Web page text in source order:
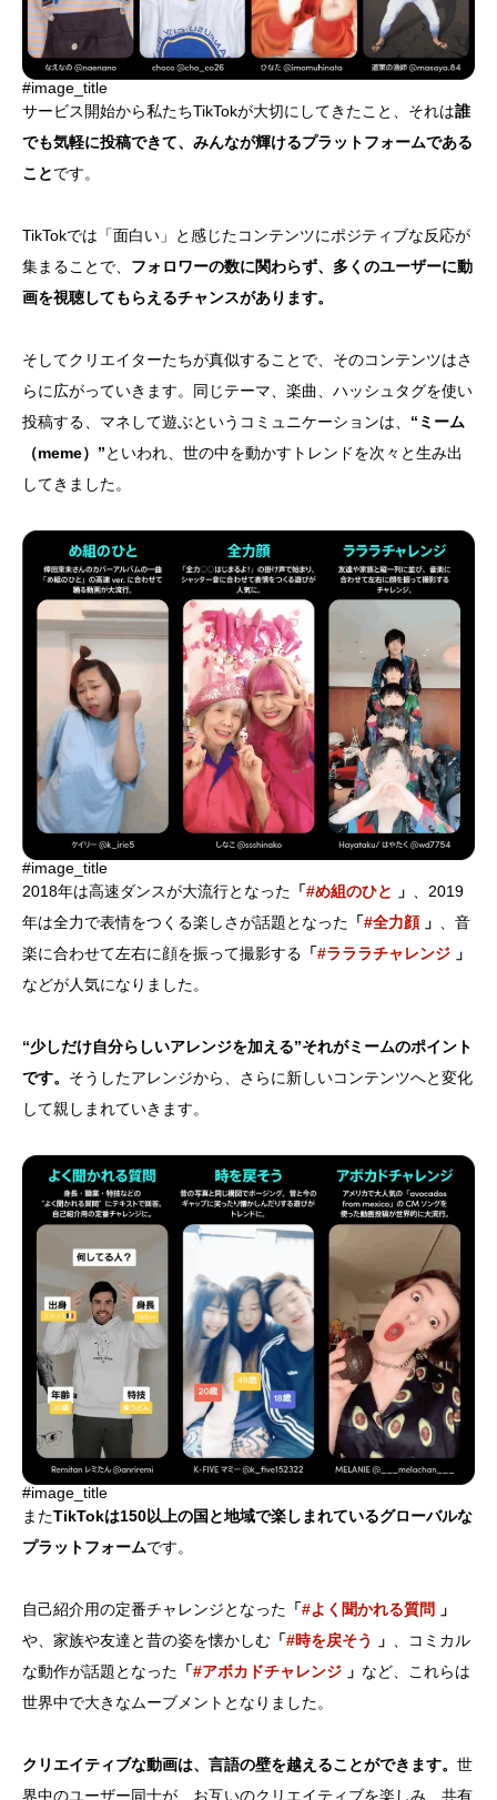
#image_title
サービス開始から私たちTikTokが大切にしてきたこと、それは誰
でも気軽に投稿できて、みんなが輝けるプラットフォームである
ことです。
TikTokでは「面白い」と感じたコンテンツにポジティブな反応が
集まることで、 フォロワーの数に関わらず、多くのユーザーに動
画を視聴してもらえるチャンスがあります。
そしてクリエイターたちが真似することで、そのコンテンツはさ
らに広がっていきます。同じテーマ、楽曲、ハッシュタグを使い
投稿する、マネして遊ぶというコミュニケーションは、 “ミーム
（meme）”といわれ、世の中を動かすトレンドを次々と生み出
してきました。
#image_title
2018年は高速ダンスが大流行となった 「#め組のひと 」
、2019
年は全力で表情をつくる楽しさが話題となった 「#全力顔 」
、音
楽に合わせて左右に顔を振って撮影する 「#ラララチャレンジ 」
などが人気になりました。
“少しだけ自分らしいアレンジを加える”それがミームのポイント
です。 そうしたアレンジから、さらに新しいコンテンツへと変化
して親しまれていきます。
#image_title
またTikTokは150以上の国と地域で楽しまれているグローバルな
プラットフォームです。
自己紹介用の定番チャレンジとなった 「#よく聞かれる質問
」
や、家族や友達と昔の姿を懐かしむ 「#時を戻そう 」 、コミカル
な動作が話題となった 「#アボカドチャレンジ 」 など、これらは
世界中で大きなムーブメントとなりました。
クリエイティブな動画は、言語の壁を越えることができます。 世
界中のユーザー同士が、お互いのクリエイティブを楽しみ、共有